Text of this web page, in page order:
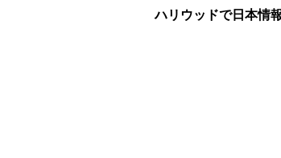
ハリウッドで日本情